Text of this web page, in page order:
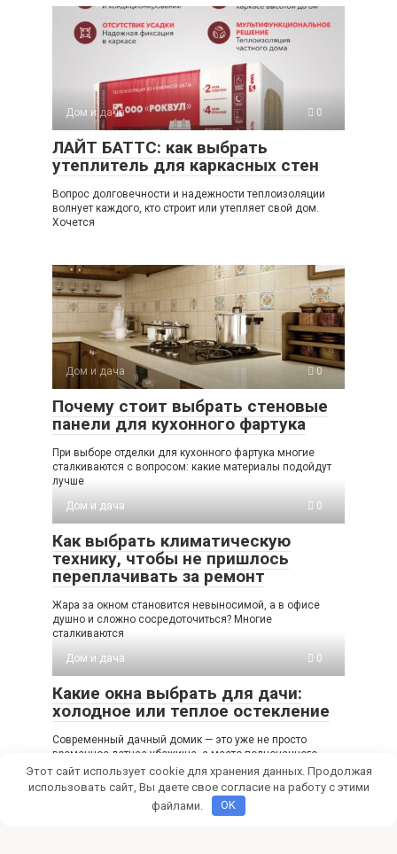
Дом и дача 0
ЛАЙТ БАТТС: как выбрать
утеплитель для каркасных стен
Вопрос долговечности и надежности теплоизоляции
волнует каждого, кто строит или утепляет свой дом.
Хочется
Дом и дача 0
Почему стоит выбрать стеновые
панели для кухонного фартука
При выборе отделки для кухонного фартука многие
сталкиваются с вопросом: какие материалы подойдут
лучше
Дом и дача
0
Как выбрать климатическую
технику, чтобы не пришлось
переплачивать за ремонт
Жара за окном становится невыносимой, а в офисе
душно и сложно сосредоточиться? Многие
сталкиваются
Дом и дача
0
Какие окна выбрать для дачи:
холодное или теплое остекление
Современный дачный домик — это уже не просто
временное летнее убежище, а место полноценного
Этот сайт использует cookie для хранения данных. Продолжая
использовать сайт, Вы даете свое согласие на работу с этими
файлами.
OK